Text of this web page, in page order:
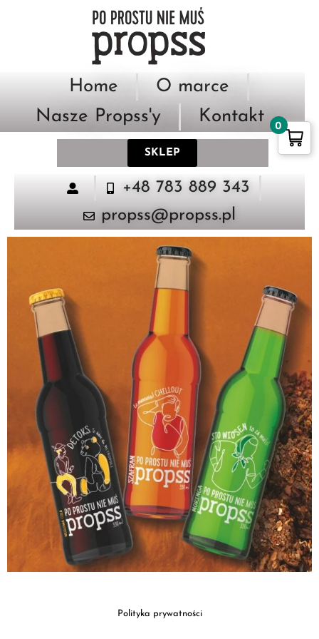
Home
O marce
Nasze Propss'y
Kontakt
SKLEP
+48 783 889 343
propss@propss.pl
Polityka prywatności
0